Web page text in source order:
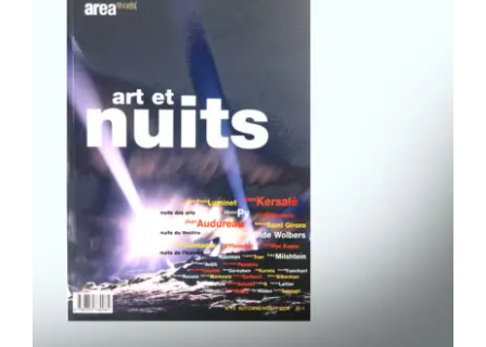
Area revue n°13 – Art et nuits